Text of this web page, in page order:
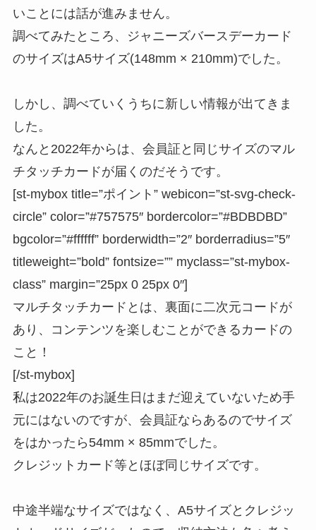
いことには話が進みません。
調べてみたところ、ジャニーズバースデーカード
のサイズはA5サイズ(148mm × 210mm)でした。
しかし、調べていくうちに新しい情報が出てきま
した。
なんと 2022年からは、会員証と同じサイズのマル
チタッチカードが届く のだそうです。
[st-mybox title=”ポイント” webicon=”st-svg-check-
circle” color=”#757575″ bordercolor=”#BDBDBD”
bgcolor=”#ffffff” borderwidth=”2″ borderradius=”5″
titleweight=”bold” fontsize=”” myclass=”st-mybox-
class” margin=”25px 0 25px 0″]
マルチタッチカードとは、 裏面に二次元コードが
あり、コンテンツを楽しむことができるカードの
こと！
[/st-mybox]
私は2022年のお誕生日はまだ迎えていないため手
元にはないのですが、会員証ならあるのでサイズ
をはかったら 54mm × 85mmでした。
クレジットカード等とほぼ同じサイズです。
中途半端なサイズではなく、A5サイズとクレジッ